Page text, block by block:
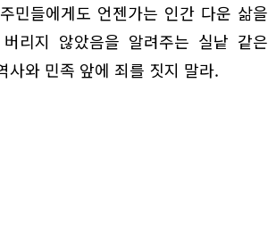
민들에게도 언젠가는 인간 다운 삶을
리지 않았음을 알려주는 실낱 같은
사와 민족 앞에 죄를 짓지 말라.